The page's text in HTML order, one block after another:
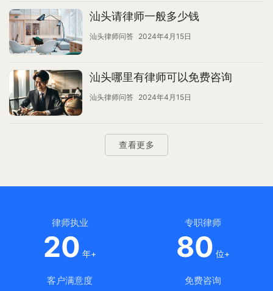
汕头请律师一般多少钱
汕头律师问答 2024年4月15日
汕头哪里有律师可以免费咨询
汕头律师问答 2024年4月15日
查看更多
律师执业
20 年+
专职律师
80 位+
客户满意度 免费咨询